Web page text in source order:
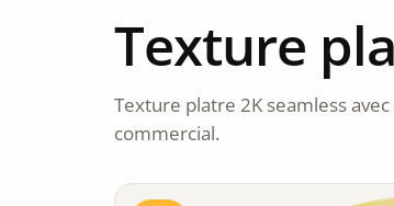
Texture
Texture platre 2K seamless
commercial.